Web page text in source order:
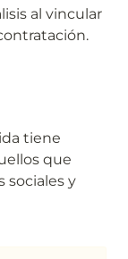
al vincular
tiene
que
sociales y